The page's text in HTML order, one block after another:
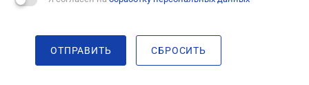
ОТПРАВИТЬ СБРОСИТЬ